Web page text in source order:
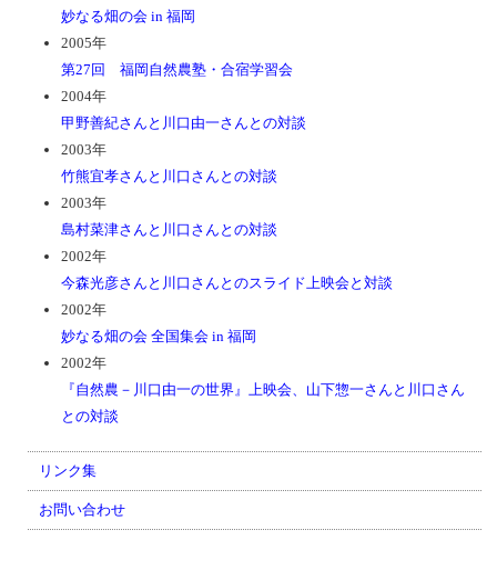
妙なる畑の会 in 福岡
2005年
第27回 福岡自然農塾・合宿学習会
2004年
甲野善紀さんと川口由一さんとの対談
2003年
竹熊宜孝さんと川口さんとの対談
2003年
島村菜津さんと川口さんとの対談
2002年
今森光彦さんと川口さんとのスライド上映会と対談
2002年
妙なる畑の会 全国集会 in 福岡
2002年
『自然農－川口由一の世界』上映会、山下惣一さんと川口さん
との対談
リンク集
お問い合わせ